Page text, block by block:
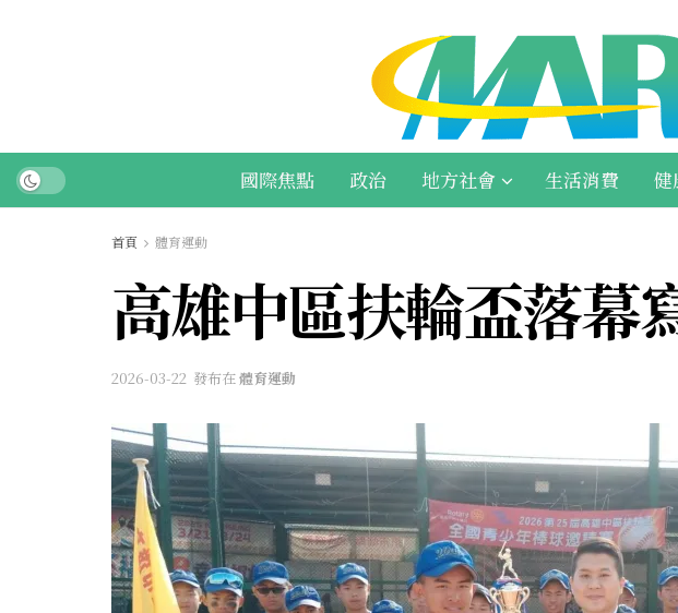
國際焦點 政治 地方社會 生活消費 健
首頁 體育運動
高雄中區扶輪盃落幕
2026-03-22 發布在體育運動